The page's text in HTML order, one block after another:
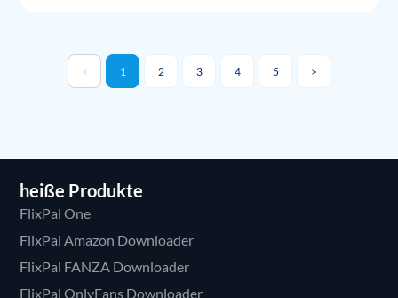
< 1 2 3 4 5 >
heiße Produkte
FlixPal One
FlixPal Amazon Downloader
FlixPal FANZA Downloader
FlixPal OnlyFans Downloader